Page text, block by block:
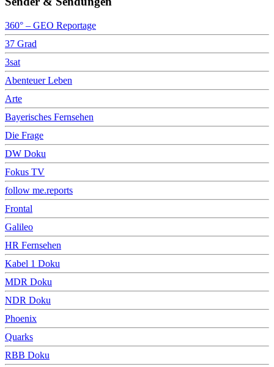
360° – GEO Reportage
37 Grad
3sat
Abenteuer Leben
Arte
Bayerisches Fernsehen
Die Frage
DW Doku
Fokus TV
follow me.reports
Frontal
Galileo
HR Fernsehen
Kabel 1 Doku
MDR Doku
NDR Doku
Phoenix
Quarks
RBB Doku